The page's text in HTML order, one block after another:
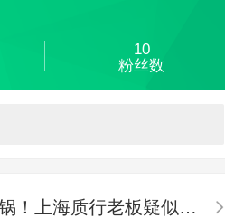
10
粉丝数
春节将近，又一家旅行社炸锅！上海质行老板疑似跑路